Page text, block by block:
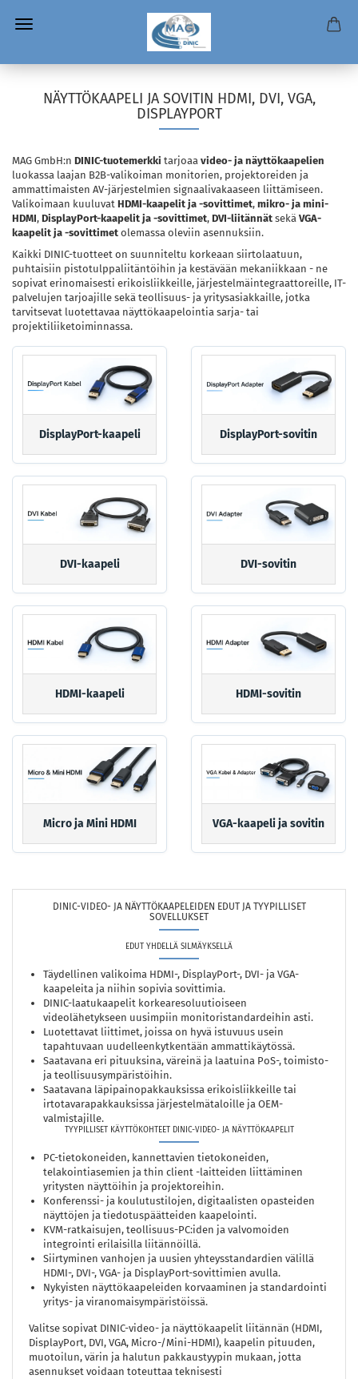
NÄYTTÖKAAPELI JA SOVITIN HDMI, DVI, VGA,
DISPLAYPORT
MAG GmbH:n DINIC-tuotemerkki tarjoaa video- ja näyttökaapelien
luokassa laajan B2B-valikoiman monitorien, projektoreiden ja
ammattimaisten AV-järjestelmien signaalivakaaseen liittämiseen.
Valikoimaan kuuluvat HDMI-kaapelit ja -sovittimet, mikro- ja mini-
HDMI, DisplayPort-kaapelit ja -sovittimet, DVI-liitännät sekä VGA-
kaapelit ja -sovittimet olemassa oleviin asennuksiin.
Kaikki DINIC-tuotteet on suunniteltu korkeaan siirtolaatuun,
puhtaisiin pistotulppaliitäntöihin ja kestävään mekaniikkaan - ne
sopivat erinomaisesti erikoisliikkeille, järjestelmäintegraattoreille, IT-
palvelujen tarjoajille sekä teollisuus- ja yritysasiakkaille, jotka
tarvitsevat luotettavaa näyttökaapelointia sarja- tai
projektiliiketoiminnassa.
DisplayPort-kaapeli DisplayPort-sovitin
DVI-kaapeli DVI-sovitin
HDMI-kaapeli HDMI-sovitin
Micro ja Mini HDMI VGA-kaapeli ja sovitin
DINIC-VIDEO- JA NÄYTTÖKAAPELEIDEN EDUT JA TYYPILLISET
SOVELLUKSET
EDUT YHDELLÄ SILMÄYKSELLÄ
Täydellinen valikoima HDMI-, DisplayPort-, DVI- ja VGA-
kaapeleita ja niihin sopivia sovittimia.
DINIC-laatukaapelit korkearesoluutioiseen
videolähetykseen uusimpiin monitoristandardeihin asti.
Luotettavat liittimet, joissa on hyvä istuvuus usein
tapahtuvaan uudelleenkytkentään ammattikäytössä.
Saatavana eri pituuksina, väreinä ja laatuina PoS-, toimisto-
ja teollisuusympäristöihin.
Saatavana läpipainopakkauksissa erikoisliikkeille tai
irtotavarapakkauksissa järjestelmätaloille ja OEM-
valmistajille.
TYYPILLISET KÄYTTÖKOHTEET DINIC-VIDEO- JA NÄYTTÖKAAPELIT
PC-tietokoneiden, kannettavien tietokoneiden,
telakointiasemien ja thin client -laitteiden liittäminen
yritysten näyttöihin ja projektoreihin.
Konferenssi- ja koulutustilojen, digitaalisten opasteiden
näyttöjen ja tiedotuspäätteiden kaapelointi.
KVM-ratkaisujen, teollisuus-PC:iden ja valvomoiden
integrointi erilaisilla liitännöillä.
Siirtyminen vanhojen ja uusien yhteysstandardien välillä
HDMI-, DVI-, VGA- ja DisplayPort-sovittimien avulla.
Nykyisten näyttökaapeleiden korvaaminen ja standardointi
yritys- ja viranomaisympäristöissä.
Valitse sopivat DINIC-video- ja näyttökaapelit liitännän (HDMI,
DisplayPort, DVI, VGA, Micro-/Mini-HDMI), kaapelin pituuden,
muotoilun, värin ja halutun pakkaustyypin mukaan, jotta
asennukset voidaan toteuttaa teknisesti